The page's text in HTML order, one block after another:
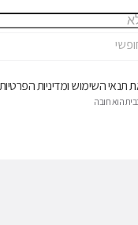
תנאי השימושומדיניות הפרטיות
הוא חובה